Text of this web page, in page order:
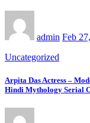
admin Feb
Uncategorized
Arpita Das Actress –
Hindi Mythology Serial